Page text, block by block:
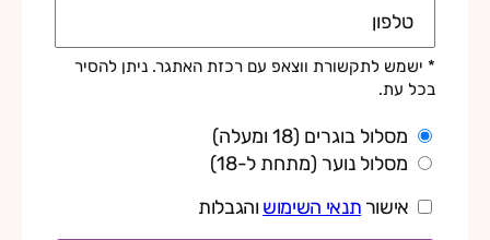
טלפון
* ישמש לתקשורת ווצאפ עם רכזת האתגר. ניתן להסיר
בכל עת.
מסלול בוגרים (18 ומעלה)
מסלול נוער (מתחת ל-18)
אישור תנאי השימוש והגבלות